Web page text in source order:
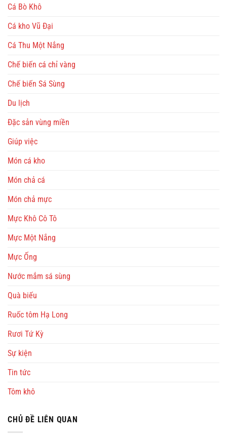
Cá Bò Khô
Cá kho Vũ Đại
Cá Thu Một Nắng
Chế biến cá chỉ vàng
Chế biến Sá Sùng
Du lịch
Đặc sản vùng miền
Giúp việc
Món cá kho
Món chả cá
Món chả mực
Mực Khô Cô Tô
Mực Một Nắng
Mực Ống
Nước mắm sá sùng
Quà biếu
Ruốc tôm Hạ Long
Rươi Tứ Kỳ
Sự kiện
Tin tức
Tôm khô
CHỦ ĐỀ LIÊN QUAN